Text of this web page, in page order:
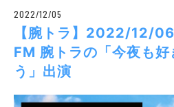
2022/12/05
【腕トラ】2022/12/
FM 腕トラの「今夜も好
う」出演